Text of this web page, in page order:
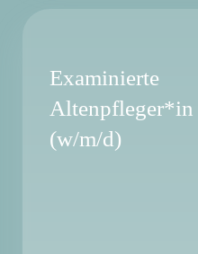
Examinierte
Altenpfleger*in
(w/m/d)